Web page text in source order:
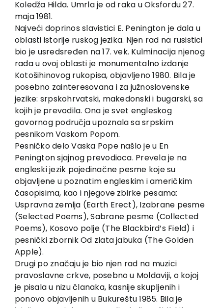
Koledža Hilda. Umrla je od raka u Oksfordu 27.
maja 1981.
Najveći doprinos slavistici E. Penington je dala u
oblasti istorije ruskog jezika. Njen rad na rusistici
bio je usredsređen na 17. vek. Kulminacija njenog
rada u ovoj oblasti je monumentalno izdanje
Kotošihinovog rukopisa, objavljeno 1980. Bila je
posebno zainteresovana i za južnoslovenske
jezike: srpskohrvatski, makedonski i bugarski, sa
kojih je prevodila. Ona je svet engleskog
govornog područja upoznala sa srpskim
pesnikom Vaskom Popom.
Pesničko delo Vaska Pope našlo je u En
Penington sjajnog prevodioca. Prevela je na
engleski jezik pojedinačne pesme koje su
objavljene u poznatim engleskim i američkim
časopisima, kao i njegove zbirke pesama:
Uspravna zemlja (Earth Erect), Izabrane pesme
(Selected Poems), Sabrane pesme (Collected
Poems), Kosovo polje (The Blackbird’s Field) i
pesnički zbornik Od zlata jabuka (The Golden
Apple).
Drugi po značaju je bio njen rad na muzici
pravoslavne crkve, posebno u Moldaviji, o kojoj
je pisala u nizu članaka, kasnije skupljenih i
ponovo objavljenih u Bukureštu 1985. Bila je